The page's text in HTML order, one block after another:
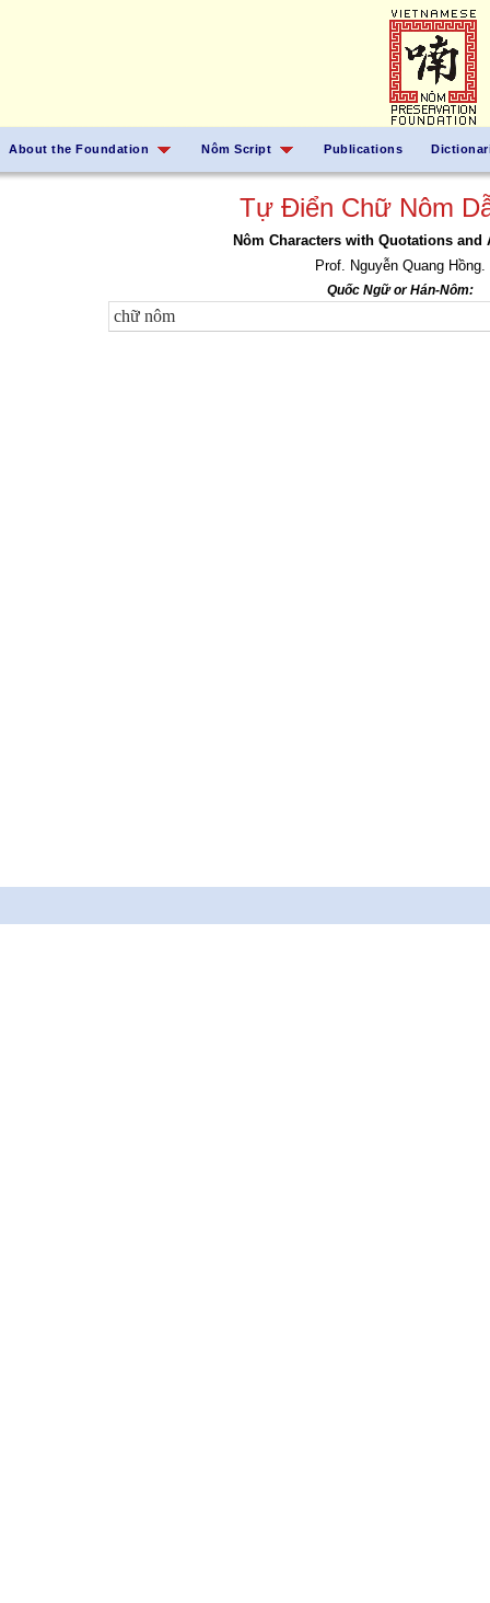
About the Foundation Nôm Script Publications
Tự Điển Chữ Nôm
Nôm Characters with Quotations and
Prof. Nguyễn Quang Hồng.
Quốc Ngữ or Hán-Nôm: